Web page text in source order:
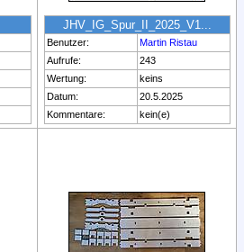
JHV_IG_Spur_II_2025_V1...
Benutzer:
Martin Ristau
Aufrufe:
243
Wertung:
keins
Datum:
20.5.2025
Kommentare:
kein(e)